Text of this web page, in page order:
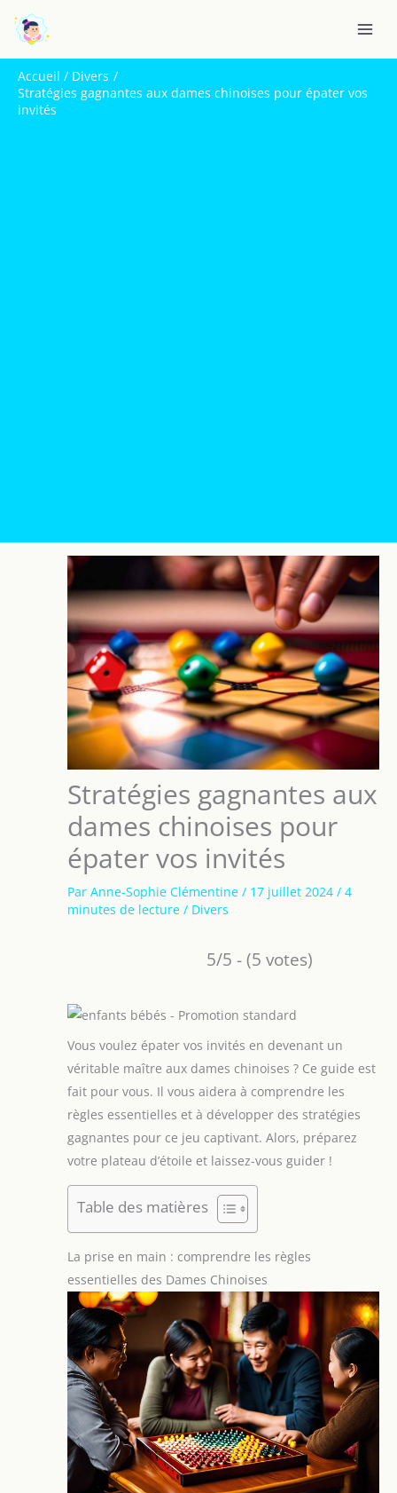
contenu
Accueil
Divers
Stratégies gagnantes aux dames chinoises pour épater vos
invités
Stratégies gagnantes aux
dames chinoises pour
épater vos invités
Par Anne-Sophie Clémentine / 17 juillet 2024 / 4
minutes de lecture / Divers
5/5 - (5 votes)
Vous voulez épater vos invités en devenant un
véritable maître aux dames chinoises ? Ce guide est
fait pour vous. Il vous aidera à comprendre les
règles essentielles et à développer des stratégies
gagnantes pour ce jeu captivant. Alors, préparez
votre plateau d’étoile et laissez-vous guider !
Table des matières
La prise en main : comprendre les règles
essentielles des Dames Chinoises
e
c
h
e